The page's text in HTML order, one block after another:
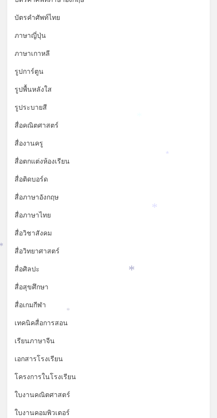
บัตรคำศัพท์ไทย
ภาษาญี่ปุ่น
ภาษาเกาหลี
รูปการ์ตูน
รูปพื้นหลังใส
รูประบายสี
สื่อคณิตศาสตร์
สื่องานครู
สื่อตกแต่งห้องเรียน
สื่อติดบอร์ด
สื่อภาษาอังกฤษ
สื่อภาษาไทย
สื่อวิชาสังคม
สื่อวิทยาศาสตร์
สื่อศิลปะ
สื่อสุขศึกษา
สื่อเกมกีฬา
เทคนิคสื่อการสอน
เรียนภาษาจีน
เอกสารโรงเรียน
โครงการในโรงเรียน
ใบงานคณิตศาสตร์
ใบงานคอมพิวเตอร์